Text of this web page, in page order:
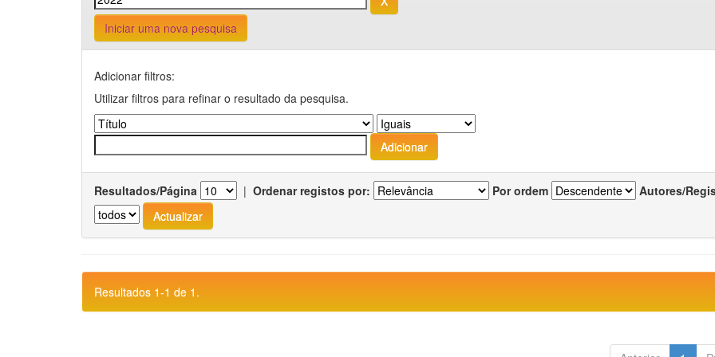
Iniciar uma nova pesquisa
Adicionar filtros:
Utilizar filtros para refinar o resultado da pesquisa.
Resultados/Página | Ordenar registos por: Por ordem Autores/
Resultados 1-1 de 1.